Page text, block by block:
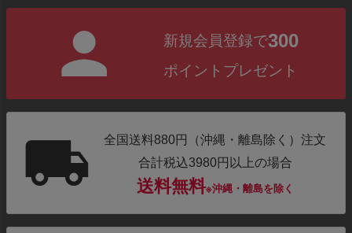
新規会員登録で300
ポイントプレゼント
全国送料880円（沖縄・離島除く）注文
合計税込3980円以上の場合
送料無料※沖縄・離島を除く